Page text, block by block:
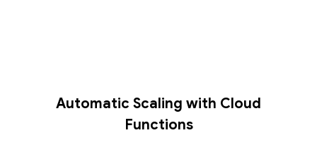
Automatic Scaling with Cloud
Functions